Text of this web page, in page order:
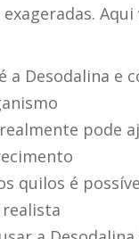
Aqui
a Desodalina e
pode
quilos é